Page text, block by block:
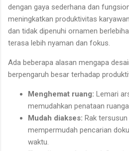
dengan gaya sederhana dan
meningkatkan produktivitas
dan tidak dipenuhi ornamen
terasa lebih nyaman dan fokus.
Ada beberapa alasan mengapa
berpengaruh besar terhadap
Menghemat ruang: Lemari
memudahkan penataan
Mudah diakses: Rak
mempermudah pencarian
waktu.